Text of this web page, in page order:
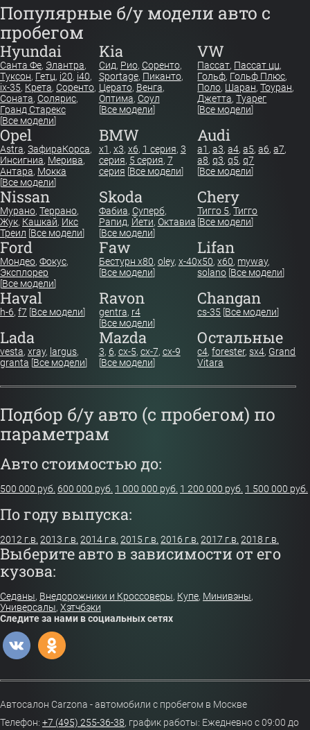
Популярные б/у модели авто с
пробегом
Hyundai
Санта Фе, Элантра,
Туксон, Гетц, i20, i40,
ix-35, Крета, Соренто,
Соната, Солярис,
Гранд Старекс
[Все модели]
Kia
Сид, Рио, Соренто,
Sportage, Пиканто,
Церато, Венга,
Оптима, Соул
[Все модели]
VW
Пассат, Пассат цц,
Гольф, Гольф Плюс,
Поло, Шаран,Тоуран,
Джетта,Туарег
[Все модели]
Opel
Astra, ЗафираКорса,
Инсигниа, Мерива,
Антара, Мокка
[Все модели]
BMW
x1 , x3, x6, 1 серия, 3
серия, 5 серия, 7
серия [Все модели]
Audi
a1 ,a3,a4,a5,a6,a7,
a8,q3,q5,q7
[Все модели]
Nissan
Мурано, Террано,
Жук, Кашкай, Икс
Треил [Все модели]
Skoda
Фабиа, Суперб,
Рапид, Йети, Октавиа
[Все модели]
Chery
Тигго 5,Тигго
[Все модели]
Ford
Мондео, Фокус,
Эксплорер
[Все модели]
Faw
Бестурн х80, oley, x-40
[Все модели]
Lifan
x50,x60, myway,
solano [Все модели]
Haval
h-6, f7 [Все модели]
Ravon
gentra, r4
[Все модели]
Changan
cs-35 [Все модели]
Lada
vesta, xray, largus,
granta [Все модели]
Mazda
3, 6, cx-5, cx-7, cx-9
[Все модели]
Остальные
c4,forester,sx4, Grand
Vitara
Подбор б/у авто (с пробегом) по
параметрам
Авто стоимостью до:
500 000 руб. 600 000 руб. 1 000 000 руб. 1 200 000 руб. 1 500 000 руб.
По году выпуска:
2012 г.в. 2013 г.в. 2014 г.в. 2015 г.в. 2016 г.в. 2017 г.в. 2018 г.в.
Выберите авто в зависимости от его
кузова:
Седаны, Внедорожники и Кроссоверы, Купе, Минивэны,
Универсалы, Хэтчбэки
Следите за нами в социальных сетях
Автосалон Carzona - автомобили с пробегом в Москве
Телефон: +7 (495) 255-36-38, график работы: Ежедневно с 09:00 до